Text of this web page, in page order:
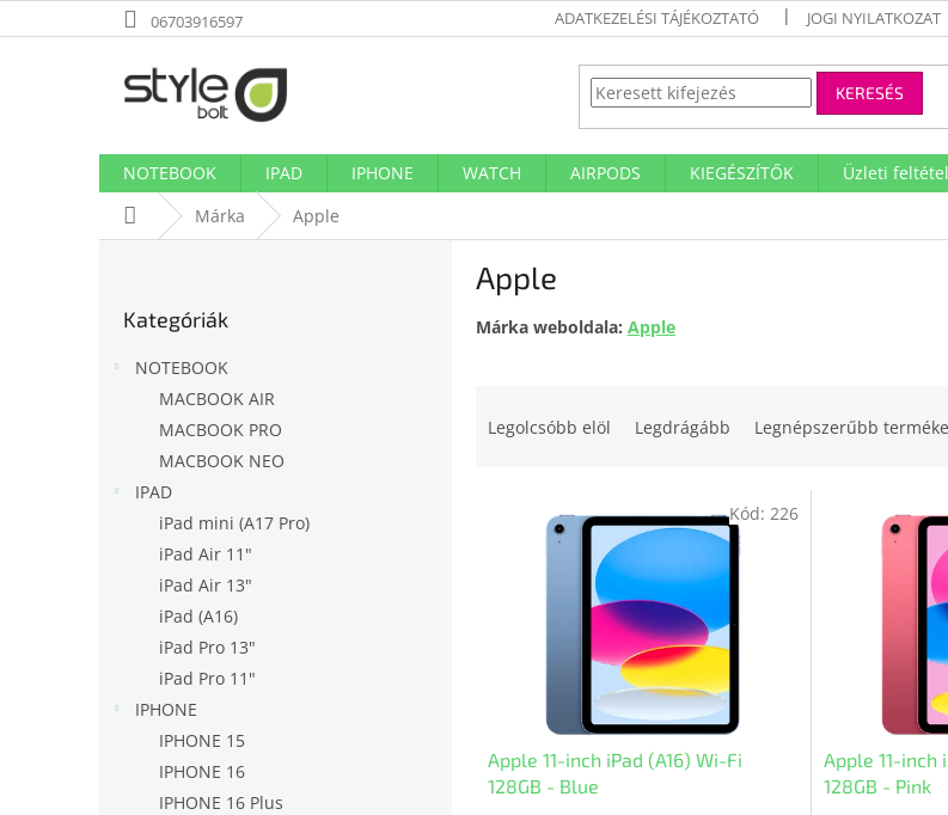
a
06703916597 ADATKEZELÉSI TÁJÉKOZTATÓ JOGI NYILATKOZAT
KERESÉS
NOTEBOOK IPAD IPHONE WATCH AIRPODS KIEGÉSZÍTŐK Üzleti
KezdőlapMárka Apple
átugrása
Kategóriák
NOTEBOOK
MACBOOK AIR
MACBOOK PRO
MACBOOK NEO
IPAD
iPad mini (A17 Pro)
iPad Air 11"
iPad Air 13"
iPad (A16)
iPad Pro 13"
iPad Pro 11"
IPHONE
IPHONE 15
IPHONE 16
IPHONE 16 Plus
Apple
Márka weboldala: Apple
Legolcsóbb elöl Legdrágább Legnépszerűbb
Apple 11-inch iPad (A16) Wi-Fi
128GB - Blue
Kód: 226
Apple 11-inch
128GB - Pink